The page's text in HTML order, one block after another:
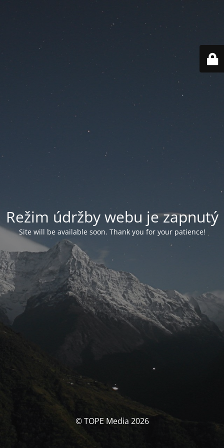
Režim údržby webu je zapnutý
Site will be available soon. Thank you for your patience!
© TOPE Media 2026